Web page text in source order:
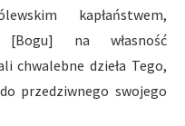
kapłaństwem,
na własność
chwalebne dzieła Tego,
przedziwnego swojego